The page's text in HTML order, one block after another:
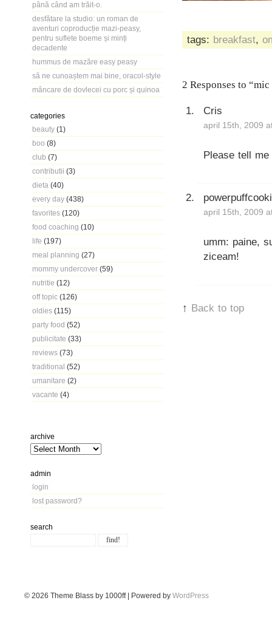
până când am trăit-o.
desfătare la studio: un roman de
aventuri coproducție mazi-peasy,
pentru suflete boeme și minți
decadente
hummus de mazăre easy peasy
să ne cunoaștem mai bine, oracol-style
mâncare de dovlecei cu porc și quinoa
categories
beauty (1)
boo (8)
club (7)
contributii (3)
dieta (40)
every day (438)
favorites (120)
food coaching (10)
life (197)
meal planning (27)
mommy undercover (59)
nutritie (12)
off topic (126)
oldies (115)
party food (52)
publicitate (33)
reviews (73)
traditional (52)
umanitare (2)
vacante (4)
archive
admin
login
lost password?
search
tags: breakfast,
2 Responses to
Cris
april 15th, 2009
Please tell
april 15th, 2009
umm: paine,
ziceam!
↑ Back to top
© 2026 Theme Blass by 1000ff | Powered by WordPress